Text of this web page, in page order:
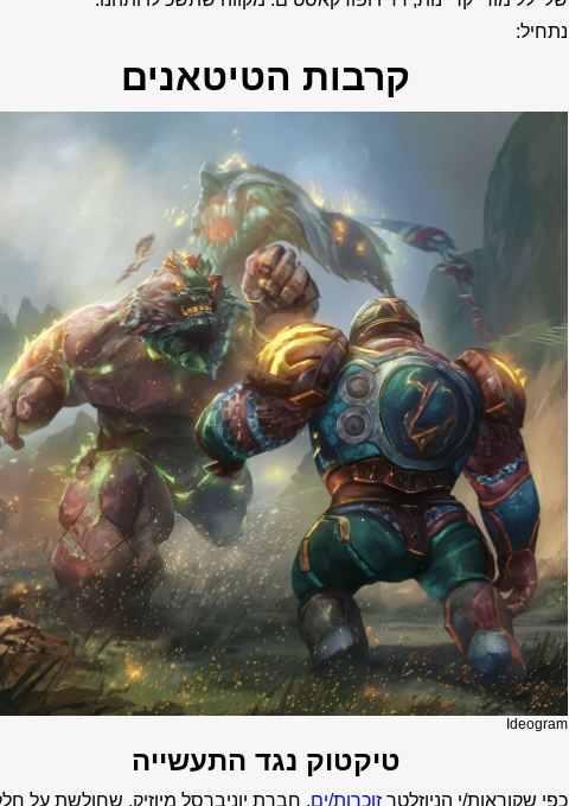
נתחיל:
קרבות הטיטאנים
Ideogram
טיקטוק נגד התעשייה
כפי שקוראות/י הניוזלטר זוכרות/ים, חברת יוניברסל מיוזיק, שחולשת על